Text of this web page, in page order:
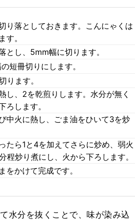
り落としておきます。こんにゃくは
す。
とし、5mm幅に切ります。
短冊切りにします。
ります。
し、2を乾煎りします。水分が無く
ろします。
中火に熱し、ごま油をひいて3を炒
たら1と4を加えてさらに炒め、弱火
程炒り煮にし、火から下ろします。
をかけて完成です。
水分を抜くことで、味が染み込